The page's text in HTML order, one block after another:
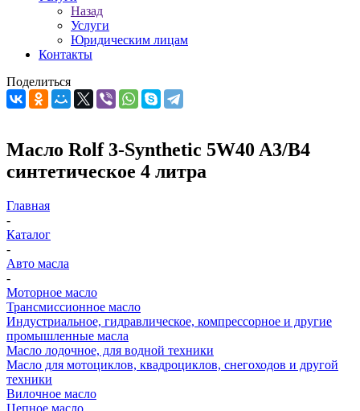
Назад
Услуги
Юридическим лицам
Контакты
Поделиться
Масло Rolf 3-Synthetic 5W40 A3/B4
синтетическое 4 литра
Главная
-
Каталог
-
Авто масла
-
Моторное масло
Трансмиссионное масло
Индустриальное, гидравлическое, компрессорное и другие
промышленные масла
Масло лодочное, для водной техники
Масло для мотоциклов, квадроциклов, снегоходов и другой
техники
Вилочное масло
Цепное масло